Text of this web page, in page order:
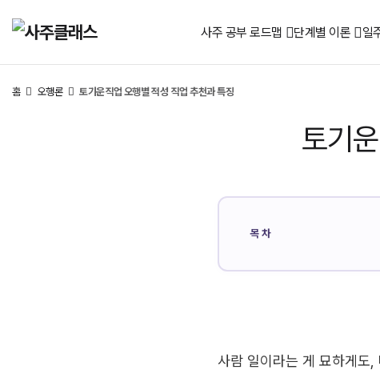
사주 공부 로드맵 단계별 이론 일
홈 오행론 토기운직업 오행별 적성 직업 추천과 특징
토기
목차
사람 일이라는 게 묘하게도